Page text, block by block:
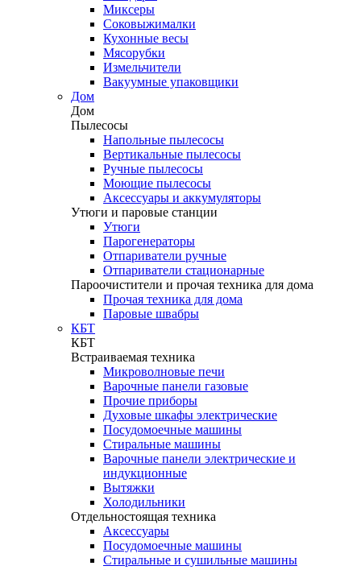
Миксеры
Соковыжималки
Кухонные весы
Мясорубки
Измельчители
Вакуумные упаковщики
Дом
Дом
Пылесосы
Напольные пылесосы
Вертикальные пылесосы
Ручные пылесосы
Моющие пылесосы
Аксессуары и аккумуляторы
Утюги и паровые станции
Утюги
Парогенераторы
Отпариватели ручные
Отпариватели стационарные
Пароочистители и прочая техника для дома
Прочая техника для дома
Паровые швабры
КБТ
КБТ
Встраиваемая техника
Микроволновые печи
Варочные панели газовые
Прочие приборы
Духовые шкафы электрические
Посудомоечные машины
Стиральные машины
Варочные панели электрические и
индукционные
Вытяжки
Холодильники
Отдельностоящая техника
Аксессуары
Посудомоечные машины
Стиральные и сушильные машины